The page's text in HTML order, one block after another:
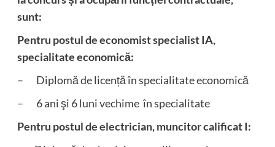
sunt:
Pentru postul de economist specialist IA,
specialitate economică:
– Diplomă de licență în specialitate economică
– 6 ani şi 6 luni vechime în specialitate
Pentru postul de electrician, muncitor calificat I: